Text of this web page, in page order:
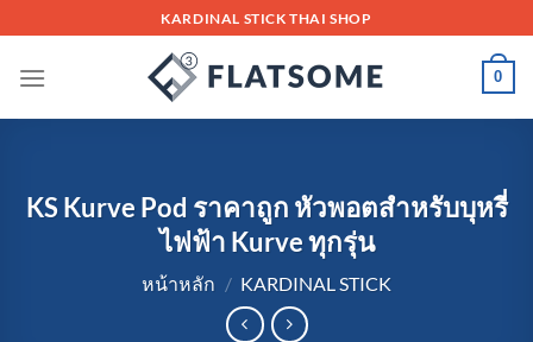
to
content
KARDINAL STICK THAI SHOP
0
KS Kurve Pod ราคาถูก หัวพอตสำหรับบุหรี่
ไฟฟ้า Kurve ทุกรุ่น
หน้าหลัก / KARDINAL STICK